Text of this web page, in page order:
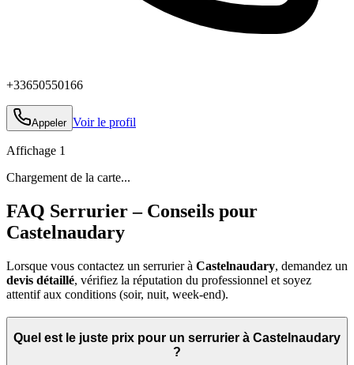
+33650550166
Appeler Voir le profil
Affichage 1
Chargement de la carte...
FAQ Serrurier – Conseils pour
Castelnaudary
Lorsque vous contactez un serrurier à Castelnaudary, demandez un
devis détaillé, vérifiez la réputation du professionnel et soyez
attentif aux conditions (soir, nuit, week‑end).
Quel est le juste prix pour un serrurier à Castelnaudary
?